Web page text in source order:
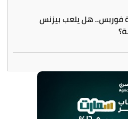
فوربس.. هل يلعب بيزنس